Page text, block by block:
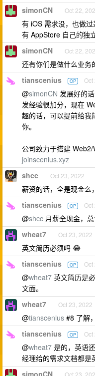
simonCN Oct 22,
有 iOS 需求没，也做
有 AppStore 自己的独
simonCN Oct 22,
还有你们是做什么业务
tianscenius OP Oct
@simonCN 发展好的
发经验很加分，现在
趣的话，可以提前给我
你。
公司致力于搭建 Web2/
joinscenius.xyz
shcc Oct 23, 2022
薪资的话，全是现金么
tianscenius OP Oct
@shcc 月薪全现金，
wheat7 Oct 23, 2022
英文简历必须吗 😂
tianscenius OP Oct
@wheat7 英文简历是
文面。
wheat7 Oct 23, 2022
@tianscenius #8 了解
tianscenius OP Oct
@wheat7 是的，英语
经理给的需求文档都是